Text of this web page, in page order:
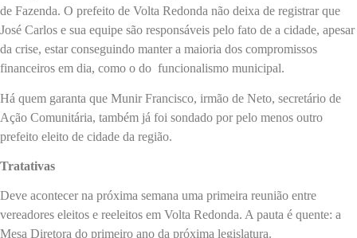
de Fazenda. O prefeito de Volta Redonda não deixa de registrar que
José Carlos e sua equipe são responsáveis pelo fato de a cidade, apesar
da crise, estar conseguindo manter a maioria dos compromissos
financeiros em dia, como o do funcionalismo municipal.
Há quem garanta que Munir Francisco, irmão de Neto, secretário de
Ação Comunitária, também já foi sondado por pelo menos outro
prefeito eleito de cidade da região.
Tratativas
Deve acontecer na próxima semana uma primeira reunião entre
vereadores eleitos e reeleitos em Volta Redonda. A pauta é quente: a
Mesa Diretora do primeiro ano da próxima legislatura.